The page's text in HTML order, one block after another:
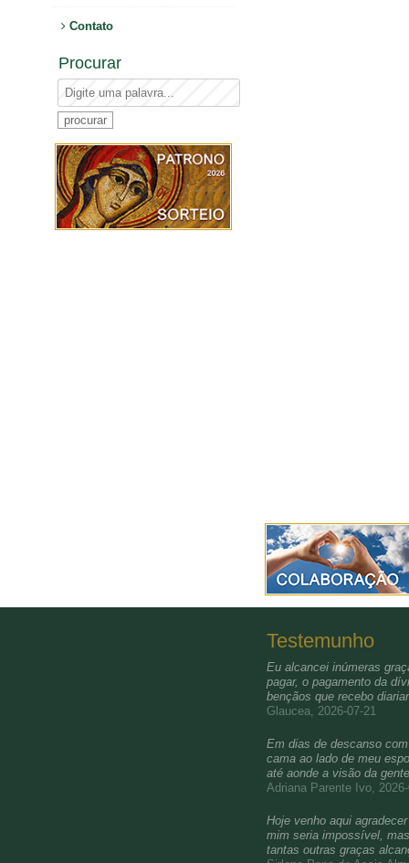
Contato
Procurar
Testemunho
Eu alcancei inúmeras
pagar, o pagamento da
bençãos que recebo
Glaucea, 2026-07-21
Em dias de descanso
cama ao lado de meu
até aonde a visão da
Adriana Parente Ivo,
Hoje venho aqui
mim seria impossível,
tantas outras graças